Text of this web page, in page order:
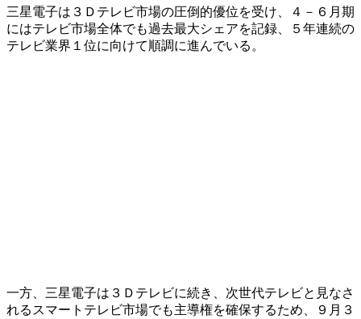
三星電子は３Ｄテレビ市場の圧倒的優位を受け、４－６月期
にはテレビ市場全体でも過去最大シェアを記録、５年連続の
テレビ業界１位に向けて順調に進んでいる。
一方、三星電子は３Ｄテレビに続き、次世代テレビと見なさ
れるスマートテレビ市場でも主導権を確保するため、９月３